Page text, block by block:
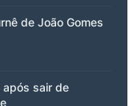
de João Gomes
após sair de